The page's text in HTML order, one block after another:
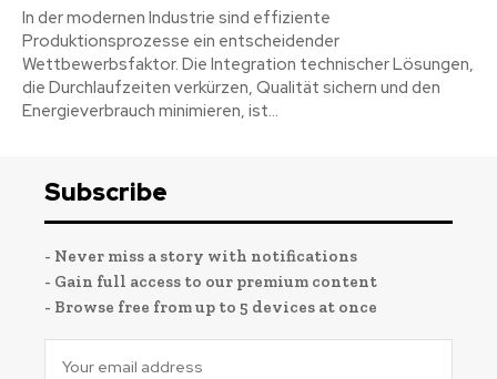
In der modernen Industrie sind effiziente
Produktionsprozesse ein entscheidender
Wettbewerbsfaktor. Die Integration technischer Lösungen,
die Durchlaufzeiten verkürzen, Qualität sichern und den
Energieverbrauch minimieren, ist...
Subscribe
- Never miss a story with notifications
- Gain full access to our premium content
- Browse free from up to 5 devices at once